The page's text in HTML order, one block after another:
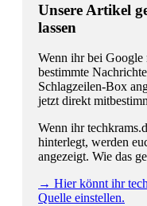
Unsere Artikel
lassen
Wenn ihr bei Google
bestimmte
Schlagzeilen-Box
jetzt direkt
Wenn ihr
hinterlegt, werden
angezeigt. Wie das
→ Hier könnt ihr
Quelle einstellen.